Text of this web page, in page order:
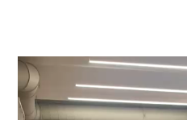
Reproductor
de
vídeo